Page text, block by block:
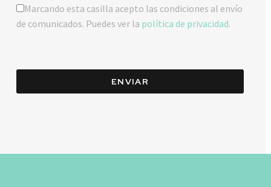
Marcando esta casilla acepto las condiciones al envío
de comunicados. Puedes ver la política de privacidad.
ENVIAR